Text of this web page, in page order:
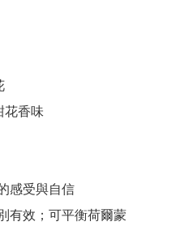
花香味
感受與自信
有效；可平衡荷爾蒙